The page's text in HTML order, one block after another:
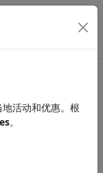
文。
活动和优惠。根
。